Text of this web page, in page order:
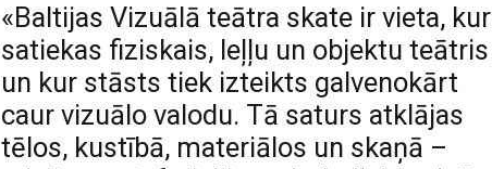
«Baltijas Vizuālā teātra skate ir vieta, kur
satiekas fiziskais, leļļu un objektu teātris
un kur stāsts tiek izteikts galvenokārt
caur vizuālo valodu. Tā saturs atklājas
tēlos, kustībā, materiālos un skaņā –